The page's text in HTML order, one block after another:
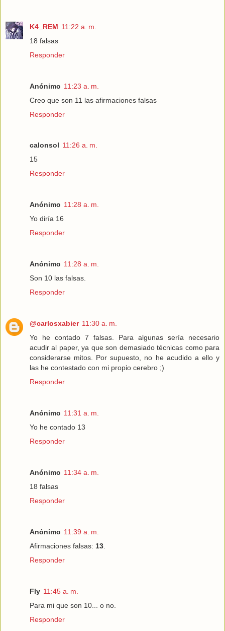
K4_REM 11:22 a. m.
18 falsas
Responder
Anónimo 11:23 a. m.
Creo que son 11 las afirmaciones falsas
Responder
calonsol 11:26 a. m.
15
Responder
Anónimo 11:28 a. m.
Yo diría 16
Responder
Anónimo 11:28 a. m.
Son 10 las falsas.
Responder
@carlosxabier 11:30 a. m.
Yo he contado 7 falsas. Para algunas sería necesario
acudir al paper, ya que son demasiado técnicas como para
considerarse mitos. Por supuesto, no he acudido a ello y
las he contestado con mi propio cerebro ;)
Responder
Anónimo 11:31 a. m.
Yo he contado 13
Responder
Anónimo 11:34 a. m.
18 falsas
Responder
Anónimo 11:39 a. m.
Afirmaciones falsas: 13.
Responder
Fly 11:45 a. m.
Para mi que son 10... o no.
Responder